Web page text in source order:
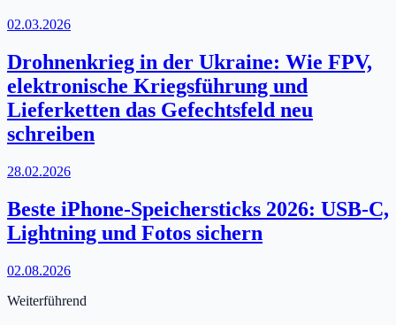
02.03.2026
Drohnenkrieg in der Ukraine: Wie FPV,
elektronische Kriegsführung und
Lieferketten das Gefechtsfeld neu
schreiben
28.02.2026
Beste iPhone-Speichersticks 2026: USB-C,
Lightning und Fotos sichern
02.08.2026
Weiterführend